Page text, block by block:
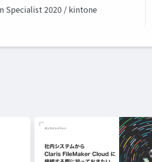
Specialist 2020 / kintone